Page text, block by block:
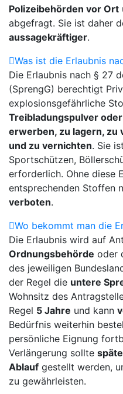
Polizeibehörden vor Ort
abgefragt. Sie ist daher
aussagekräftiger.
Was ist die Erlaubnis
Die Erlaubnis nach § 27
(SprengG) berechtigt
explosionsgefährliche
Treibladungspulver
erwerben, zu lagern, zu
und zu vernichten. Sie
Sportschützen,
erforderlich. Ohne diese
entsprechenden Stoffen
verboten.
Wo bekommt man die
Die Erlaubnis wird auf
Ordnungsbehörde oder
des jeweiligen
der Regel die untere
Wohnsitz des
Regel 5 Jahre und kann
Bedürfnis weiterhin
persönliche Eignung
Verlängerung sollte
Ablauf gestellt werden,
zu gewährleisten.